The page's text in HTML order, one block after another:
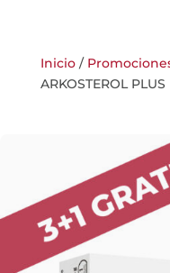
Inicio/
ARKOSTEROL PLUS